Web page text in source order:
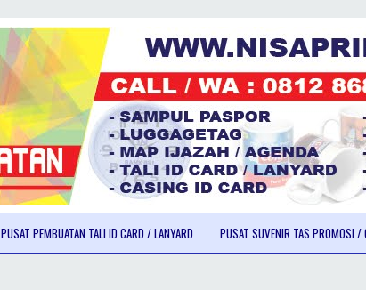
PUSAT PEMBUATAN TALI ID CARD / LANYARD PUSAT SUVENIR TAS PROMOSI /